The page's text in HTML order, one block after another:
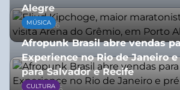
Alegre
10/07/2026
MÚSICA
Afropunk Brasil abre vendas
Experience no Rio de Janeiro
para Salvador e Recife
CULTURA